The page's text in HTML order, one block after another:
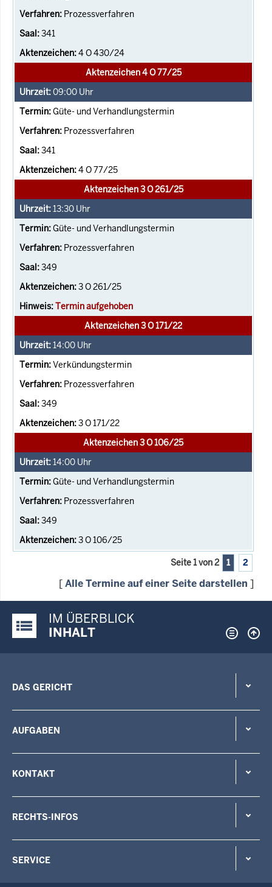
Prozessverfahren
341
4 O 430/24
Aktenzeichen 4 O 77/25
09:00 Uhr
Güte- und Verhandlungstermin
Prozessverfahren
341
4 O 77/25
Aktenzeichen 3 O 261/25
13:30 Uhr
Güte- und Verhandlungstermin
Prozessverfahren
349
3 O 261/25
Termin aufgehoben
Aktenzeichen 3 O 171/22
14:00 Uhr
Verkündungstermin
Prozessverfahren
349
3 O 171/22
Aktenzeichen 3 O 106/25
14:00 Uhr
Güte- und Verhandlungstermin
Prozessverfahren
349
3 O 106/25
Seite 1 von 2 1 2
[Alle Termine auf einer Seite darstellen ]
Justiz-Portal im Überblick:
IM ÜBERBLICK
INHALT
DAS GERICHT
AUFGABEN
KONTAKT
RECHTS-INFOS
SERVICE